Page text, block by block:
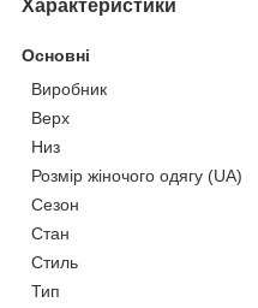
Характеристики
Основні
Виробник
Верх
Низ
Розмір жіночого одягу (UA)
Сезон
Стан
Стиль
Тип